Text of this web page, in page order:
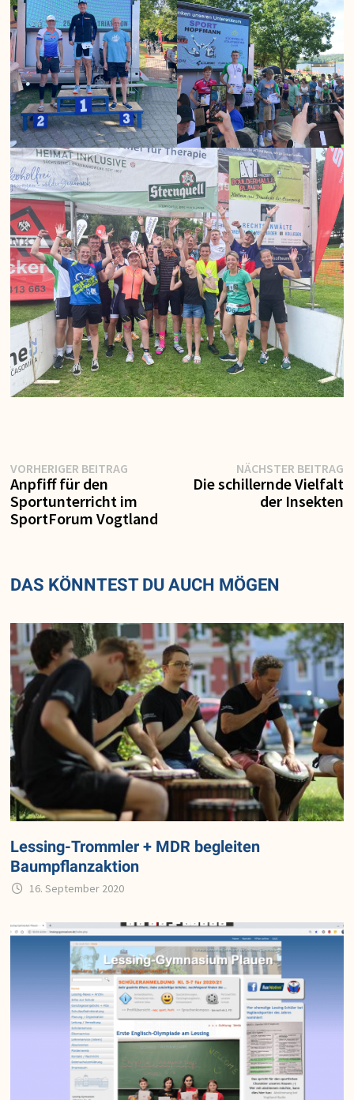
Beitragsnavigation
VORHERIGER BEITRAG
Anpfiff für den
Sportunterricht im
SportForum Vogtland
NÄCHSTER BEITRAG
Die schillernde Vielfalt
der Insekten
DAS KÖNNTEST DU AUCH MÖGEN
Lessing-Trommler + MDR begleiten
Baumpflanzaktion
16. September 2020